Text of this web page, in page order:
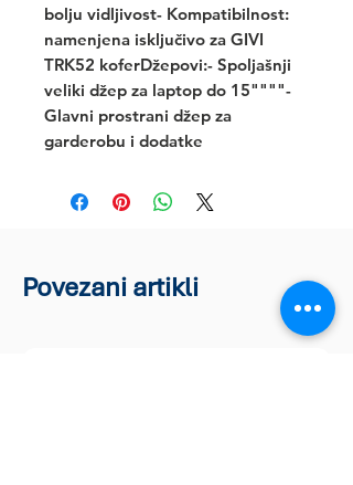
bolju vidljivost- Kompatibilnost:
namenjena isključivo za GIVI
TRK52 koferDžepovi:- Spoljašnji
veliki džep za laptop do 15""""-
Glavni prostrani džep za
garderobu i dodatke
Povezani artikli